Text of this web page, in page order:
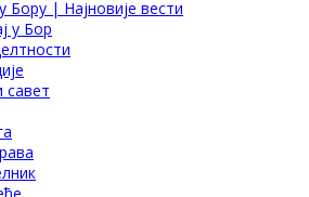
Бору | Најновије вести
у Бор
савет